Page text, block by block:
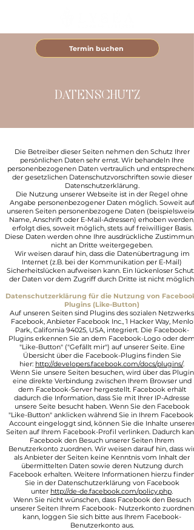
Termin buchen
DATENSCHUTZ
Die Betreiber dieser Seiten nehmen den Schutz Ihrer
persönlichen Daten sehr ernst. Wir behandeln Ihre
personenbezogenen Daten vertraulich und entsprechend
der gesetzlichen Datenschutzvorschriften sowie dieser
Datenschutzerklärung.
Die Nutzung unserer Webseite ist in der Regel ohne
Angabe personenbezogener Daten möglich. Soweit auf
unseren Seiten personenbezogene Daten (beispielsweise
Name, Anschrift oder E-Mail-Adressen) erhoben werden,
erfolgt dies, soweit möglich, stets auf freiwilliger Basis.
Diese Daten werden ohne Ihre ausdrückliche Zustimmung
nicht an Dritte weitergegeben.
Wir weisen darauf hin, dass die Datenübertragung im
Internet (z.B. bei der Kommunikation per E-Mail)
Sicherheitslücken aufweisen kann. Ein lückenloser Schutz
der Daten vor dem Zugriff durch Dritte ist nicht möglich.
Datenschutzerklärung für die Nutzung von Facebook-
Plugins (Like-Button)
Auf unseren Seiten sind Plugins des sozialen Netzwerks
Facebook, Anbieter Facebook Inc., 1 Hacker Way, Menlo
Park, California 94025, USA, integriert. Die Facebook-
Plugins erkennen Sie an dem Facebook-Logo oder dem
"Like-Button" ("Gefällt mir") auf unserer Seite. Eine
Übersicht über die Facebook-Plugins finden Sie
hier: http://developers.facebook.com/docs/plugins/.
Wenn Sie unsere Seiten besuchen, wird über das Plugin
eine direkte Verbindung zwischen Ihrem Browser und
dem Facebook-Server hergestellt. Facebook erhält
dadurch die Information, dass Sie mit Ihrer IP-Adresse
unsere Seite besucht haben. Wenn Sie den Facebook
"Like-Button" anklicken während Sie in Ihrem Facebook-
Account eingeloggt sind, können Sie die Inhalte unserer
Seiten auf Ihrem Facebook-Profil verlinken. Dadurch kann
Facebook den Besuch unserer Seiten Ihrem
Benutzerkonto zuordnen. Wir weisen darauf hin, dass wir
als Anbieter der Seiten keine Kenntnis vom Inhalt der
übermittelten Daten sowie deren Nutzung durch
Facebook erhalten. Weitere Informationen hierzu finden
Sie in der Datenschutzerklärung von Facebook
unter http://de-de.facebook.com/policy.php.
Wenn Sie nicht wünschen, dass Facebook den Besuch
unserer Seiten Ihrem Facebook- Nutzerkonto zuordnen
kann, loggen Sie sich bitte aus Ihrem Facebook-
Benutzerkonto aus.